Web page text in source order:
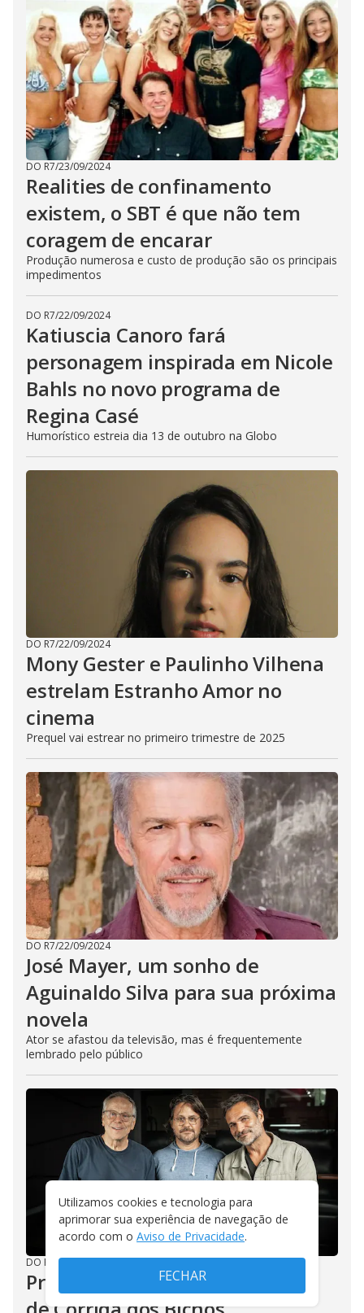
DO R7/23/09/2024
Realities de confinamento
existem, o SBT é que não tem
coragem de encarar
Produção numerosa e custo de produção são os principais
impedimentos
DO R7/22/09/2024
Katiuscia Canoro fará
personagem inspirada em Nicole
Bahls no novo programa de
Regina Casé
Humorístico estreia dia 13 de outubro na Globo
DO R7/22/09/2024
Mony Gester e Paulinho Vilhena
estrelam Estranho Amor no
cinema
Prequel vai estrear no primeiro trimestre de 2025
DO R7/22/09/2024
José Mayer, um sonho de
Aguinaldo Silva para sua próxima
novela
Ator se afastou da televisão, mas é frequentemente
lembrado pelo público
DO R7 21/09/2024
Prime Video encerra filmagens
Utilizamos cookies e tecnologia para
aprimorar sua experiência de navegação de
acordo com o Aviso de Privacidade.
FECHAR